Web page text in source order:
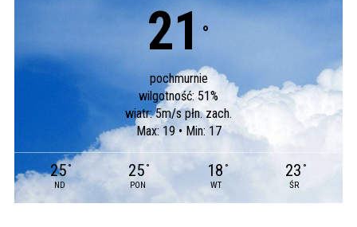
21 °
pochmurnie
wilgotność: 51%
wiatr: 5m/s płn. zach.
Max: 19 • Min: 17
25 °
ND
25 °
PON
18 °
WT
23 °
ŚR